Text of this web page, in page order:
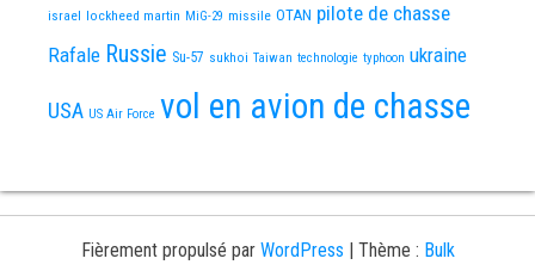
israel lockheed martin MiG-29 missile OTAN pilote de chasse
Rafale Russie Su-57 sukhoi Taiwan technologie typhoon ukraine
USA US Air Force vol en avion de chasse
Fièrement propulsé par WordPress | Thème : Bulk